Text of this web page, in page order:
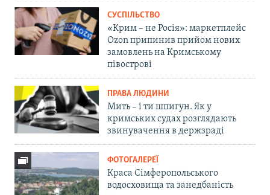
СУСПІЛЬСТВО
«Крим – не Росія»: маркетплейс
Ozon припинив прийом нових
замовлень на Кримському
півострові
ПРАВА ЛЮДИНИ
Мить – і ти шпигун. Як у
кримських судах розглядають
звинувачення в держзраді
ФОТОГАЛЕРЕЇ
Краса Сімферопольського
водосховища та занедбаність